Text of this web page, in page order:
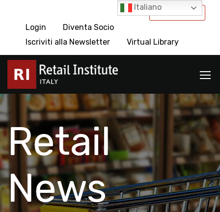
International
Login
Diventa Socio
Iscriviti alla Newsletter
Virtual Library
Retail
News
Italiano